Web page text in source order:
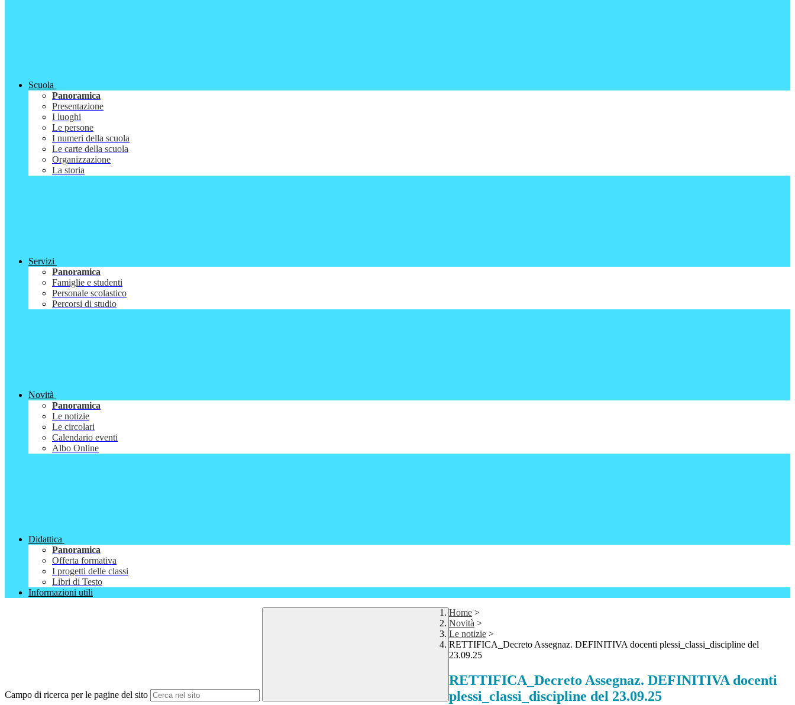
Scuola
Panoramica
Presentazione
I luoghi
Le persone
I numeri della scuola
Le carte della scuola
Organizzazione
La storia
Servizi
Panoramica
Famiglie e studenti
Personale scolastico
Percorsi di studio
Novità
Panoramica
Le notizie
Le circolari
Calendario eventi
Albo Online
Didattica
Panoramica
Offerta formativa
I progetti delle classi
Libri di Testo
Informazioni utili
Campo di ricerca per le pagine del sito
Home >
Novità >
Le notizie >
RETTIFICA_Decreto Assegnaz. DEFINITIVA docenti plessi_classi_discipline del
23.09.25
RETTIFICA_Decreto Assegnaz. DEFINITIVA docenti
plessi_classi_discipline del 23.09.25